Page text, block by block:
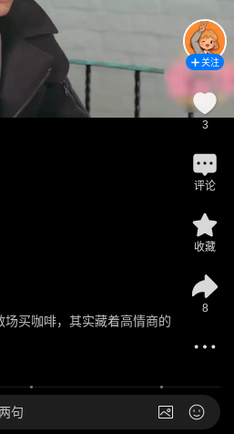
买咖啡，其实藏着高情商的
关注
3
评论
收藏
8
句